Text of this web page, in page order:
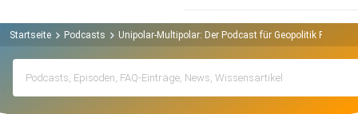
Startseite Podcasts Unipolar-Multipolar: Der Podcast für Geopolitik Podcast